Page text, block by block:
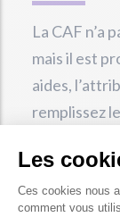
La CAF n’a
mais il est
aides,
remplissez
à jour.
officielles.